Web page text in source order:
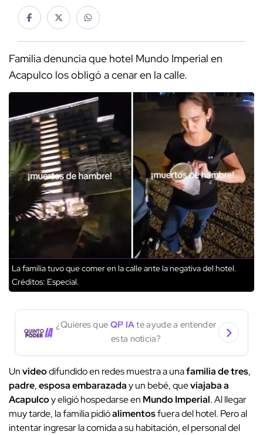
Familia denuncia que hotel Mundo Imperial en
Acapulco los obligó a cenar en la calle.
La familia tuvo que comer en la calle ante la negativa del hotel.
Créditos: Especial.
¿Quieres que QP IAte ayude a entender
esta noticia?
Unvideodifundido en redes muestra a unafamilia de tres,
padre,esposa embarazaday un bebé, queviajaba a
Acapulcoy eligió hospedarse en Mundo Imperial. Al llegar
muy tarde, la familia pidióalimentosfuera del hotel. Pero al
intentar ingresar la comida a su habitación, el personal del